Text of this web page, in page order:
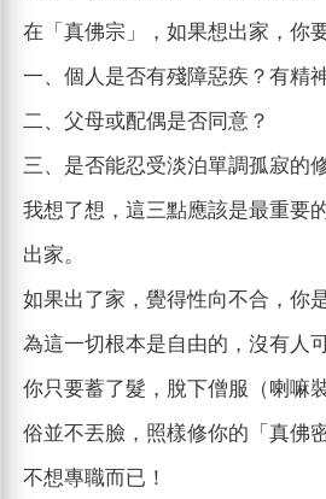
在「真佛宗」，如果想出家，你
一、個人是否有殘障惡疾？有精
二、父母或配偶是否同意？
三、是否能忍受淡泊單調孤寂的
我想了想，這三點應該是最重要
出家。
如果出了家，覺得性向不合，你
為這一切根本是自由的，沒有人
你只要蓄了髮，脫下僧服（喇嘛
俗並不丟臉，照樣修你的「真佛
不想專職而已！